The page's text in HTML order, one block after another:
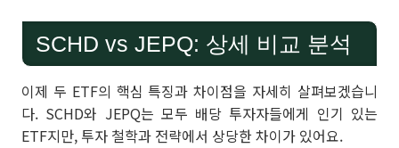
SCHD vs JEPQ: 상세 비교 분석
이제 두 ETF의 핵심 특징과 차이점을 자세히 살펴보겠습니
다. SCHD와 JEPQ는 모두 배당 투자자들에게 인기 있는
ETF지만, 투자 철학과 전략에서 상당한 차이가 있어요.